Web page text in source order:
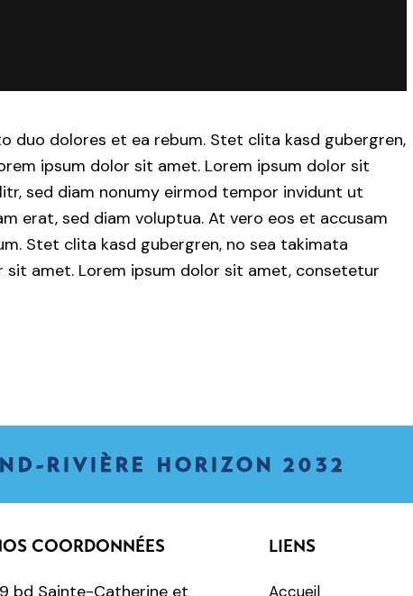
duo dolores et ea rebum. Stet clita kasd gubergren,
ipsum dolor sit amet. Lorem ipsum dolor sit
sed diam nonumy eirmod tempor invidunt ut
erat, sed diam voluptua. At vero eos et accusam
Stet clita kasd gubergren, no sea takimata
sit amet. Lorem ipsum dolor sit amet, consetetur
RIVIÈRE HORIZON 2032
COORDONNÉES LIENS
Accueil